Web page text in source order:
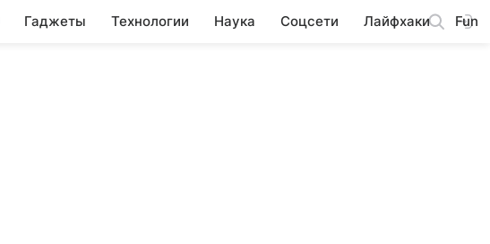
Гаджеты Технологии Наука Соцсети Лайфхаки Fun